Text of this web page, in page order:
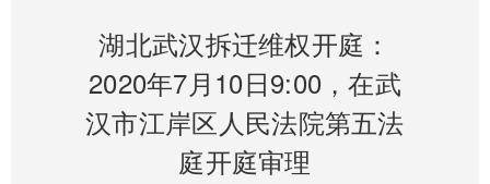
湖北武汉拆迁维权开庭：
2020年7月10日9:00，在武
汉市江岸区人民法院第五法
庭开庭审理